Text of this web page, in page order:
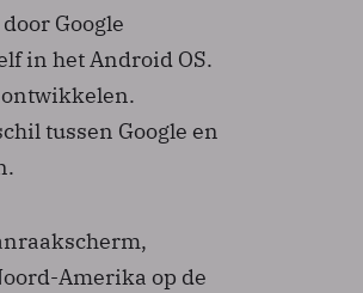
Google
in het Android OS.
ontwikkelen.
tussen Google en
Amerika op de